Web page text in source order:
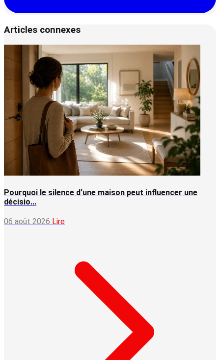
Articles connexes
Pourquoi le silence d'une maison peut influencer une
décisio...
06 août 2026 Lire